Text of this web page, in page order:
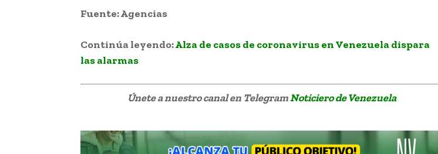
Fuente: Agencias
Continúa leyendo:Alza de casos de coronavirus en Venezuela dispara
las alarmas
Únete a nuestro canal en TelegramNoticiero de Venezuela